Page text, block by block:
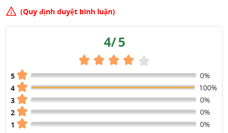
(Quy định duyệt bình luận)
4/5
5
0%
4
100%
3
0%
2
0%
1
0%